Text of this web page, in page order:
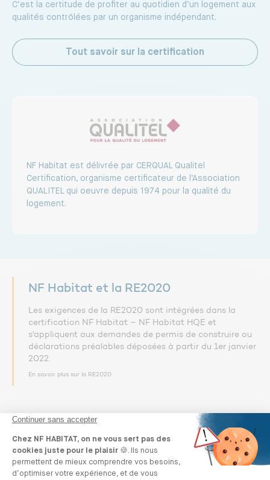
C’est la certitude de profiter au quotidien d’un logement aux
qualités contrôlées par un organisme indépendant.
Tout savoir sur la certification
NF Habitat est délivrée par CERQUAL Qualitel
Certification, organisme certificateur de l’Association
QUALITEL qui oeuvre depuis 1974 pour la qualité du
logement.
NF Habitat et la RE2020
Les exigences de la RE2020 sont intégrées dans la
certification NF Habitat – NF Habitat HQE et
s'appliquent aux demandes de permis de construire ou
déclarations préalables déposées à partir du 1er janvier
2022.
En savoir plus sur la RE2020
La certification NF Habitat
décryptée